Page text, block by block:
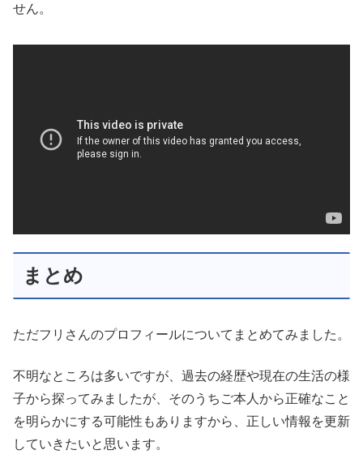
せん。
まとめ
ただフリさんのプロフィールについてまとめてみました。
不明なところは多いですが、過去の経歴や現在の生活の様
子から探ってみましたが、そのうちご本人から正確なこと
を明らかにする可能性もありますから、正しい情報を更新
していきたいと思います。